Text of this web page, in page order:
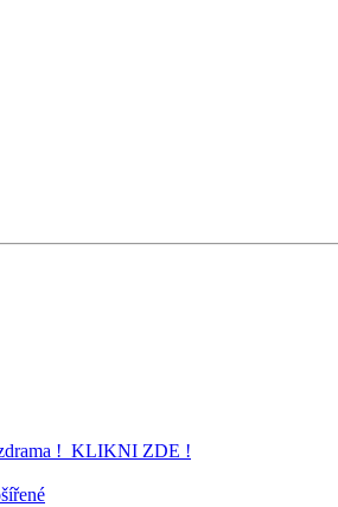
! KLIKNI ZDE !